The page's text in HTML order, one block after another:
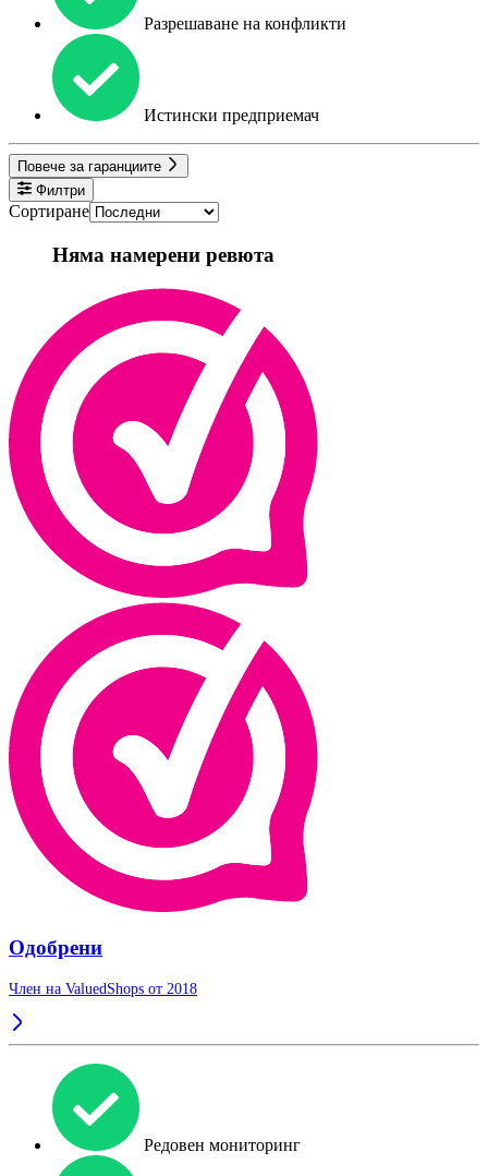
Разрешаване на конфликти
Истински предприемач
Повече за гаранциите
Филтри
Сортиране
Няма намерени ревюта
Одобрени
Член на ValuedShops от 2018
Редовен мониторинг